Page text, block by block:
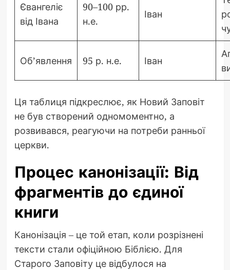
Євангеліє
від Івана
90–100 рр.
н.е.
Іван
Об’явлення 95 р. н.е. Іван
Ця таблиця підкреслює, як Новий Заповіт
не був створений одномоментно, а
розвивався, реагуючи на потреби ранньої
церкви.
Процес канонізації: Від
фрагментів до єдиної
книги
Канонізація – це той етап, коли розрізнені
тексти стали офіційною Біблією. Для
Старого Заповіту це відбулося на